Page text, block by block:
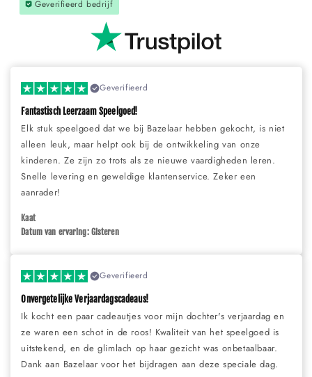
Geverifieerd bedrijf
Geverifieerd
Fantastisch Leerzaam Speelgoed!
Elk stuk speelgoed dat we bij Bazelaar hebben gekocht, is niet
alleen leuk, maar helpt ook bij de ontwikkeling van onze
kinderen. Ze zijn zo trots als ze nieuwe vaardigheden leren.
Snelle levering en geweldige klantenservice. Zeker een
aanrader!
Kaat
Datum van ervaring: Gisteren
Geverifieerd
Onvergetelijke Verjaardagscadeaus!
Ik kocht een paar cadeautjes voor mijn dochter's verjaardag en
ze waren een schot in de roos! Kwaliteit van het speelgoed is
uitstekend, en de glimlach op haar gezicht was onbetaalbaar.
Dank aan Bazelaar voor het bijdragen aan deze speciale dag.